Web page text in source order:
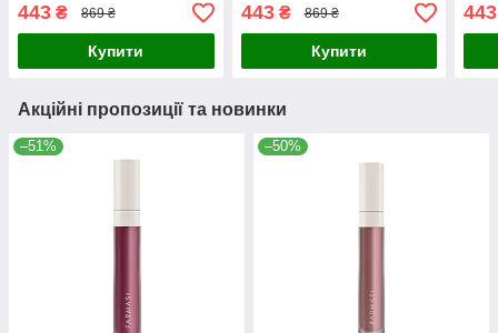
443 ₴ 869 ₴
Купити
443₴ 869 ₴
Купити
443
Акційні пропозиції та новинки
–51% –50%